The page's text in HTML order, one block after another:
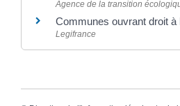
Agence de la transition
Communes ouvrant droit
Legifrance